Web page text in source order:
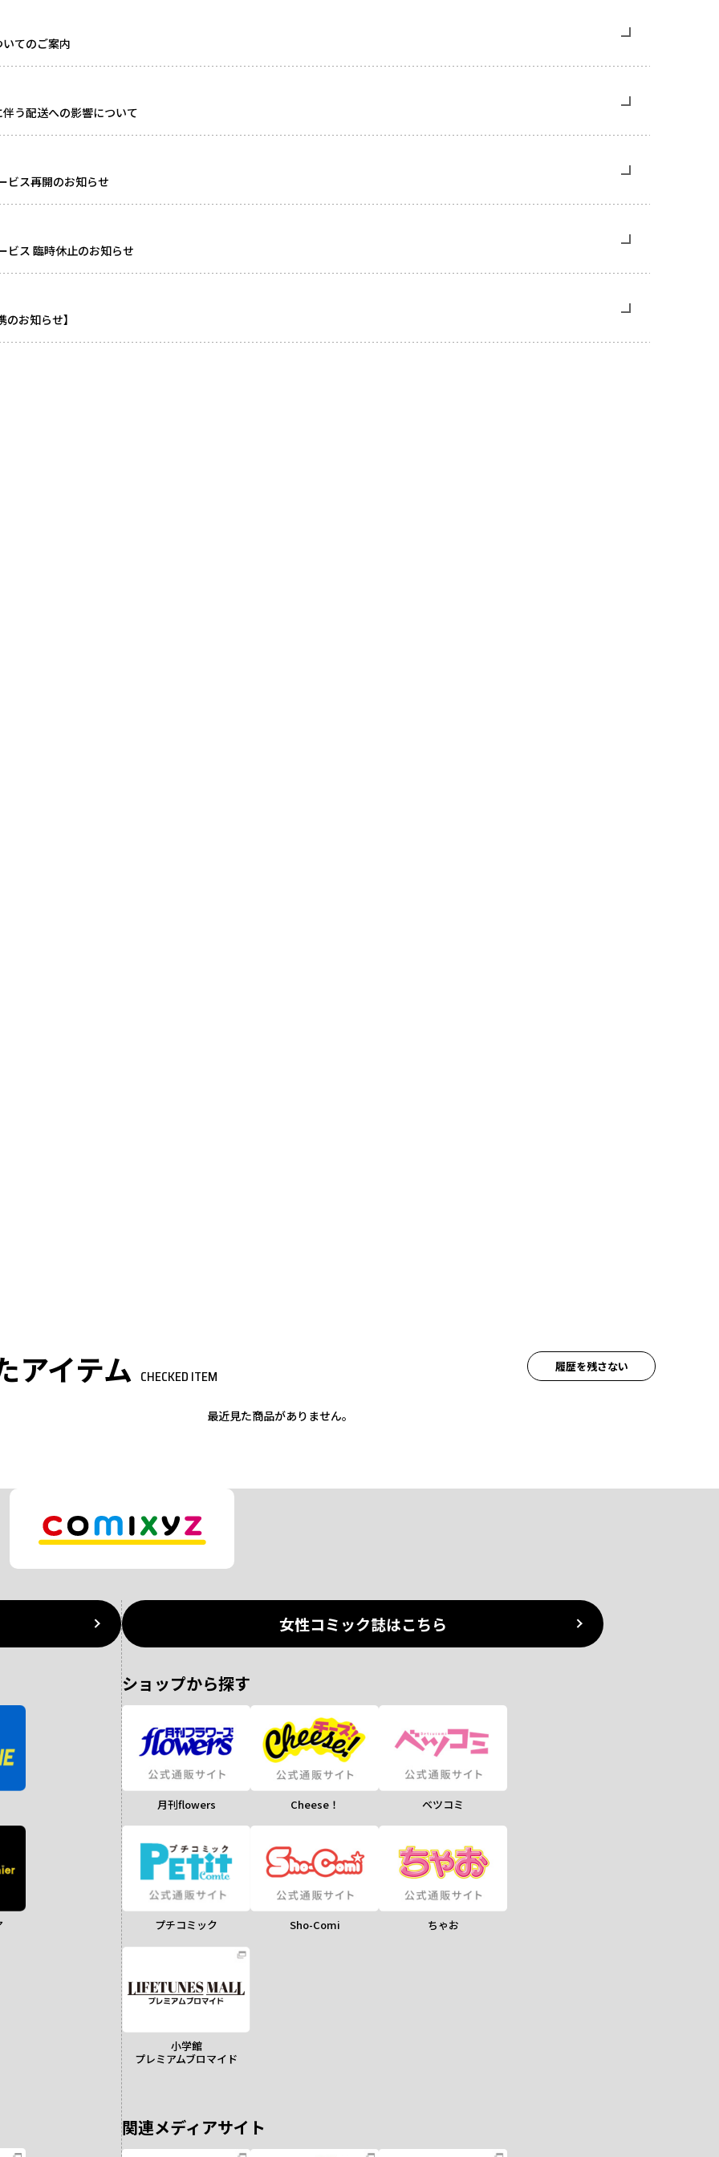
てのご案内
う配送への影響について
ビス再開のお知らせ
ビス 臨時休止のお知らせ
お知らせ】
アイテム CHECKED ITEM
最近見た商品がありません。
履歴を残さない
女性コミック誌はこちら
ショップから探す
月刊flowers Cheese！ ベツコミ
プチコミック Sho-Comi ちゃお
小学館
プレミアムブロマイド
関連メディアサイト